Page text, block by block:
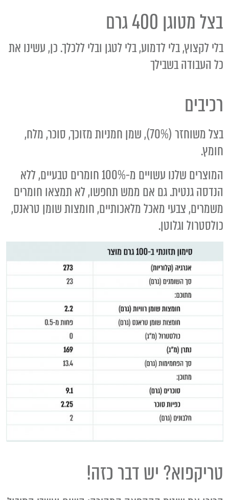
בצל מטוגן 400 גרם
בלי לקצוץ, בלי לדמוע, בלי לטגן ובלי ללכלך. כן, עשינו את
כל העבודה בשבילך
רכיבים
בצל משוחזר (70%), שמן חמניות מזוכך, סוכר, מלח,
חומץ.
המוצרים שלנו עשויים מ-100% חומרים טבעיים, ללא
הנדסה גנטית. גם אם ממש תחפשו, לא תמצאו חומרים
משמרים, צבעי מאכל מלאכותיים, חומצות שומן טראנס,
כולסטרול וגלוטן.
טריקפוא? יש דבר כזה!